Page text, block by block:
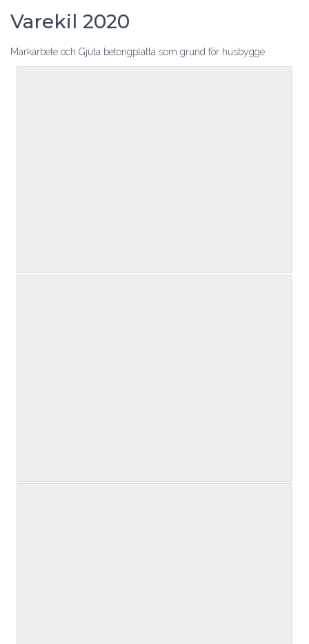
Varekil 2020
Markarbete och Gjuta betongplatta som grund för husbygge